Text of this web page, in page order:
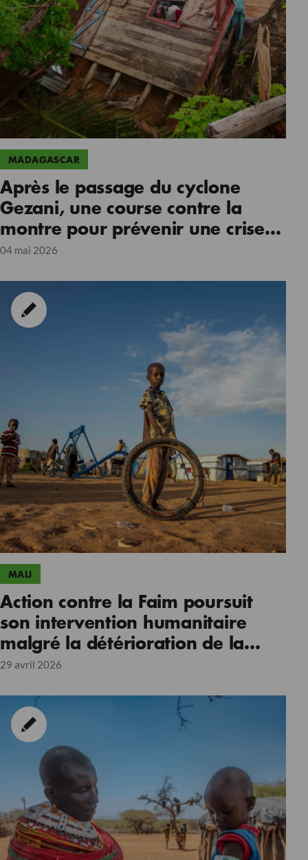
MADAGASCAR
Après le passage du cyclone
Gezani, une course contre la
montre pour prévenir une crise
nutritionnelle majeure
04 mai 2026
MALI
Action contre la Faim poursuit
son intervention humanitaire
malgré la détérioration de la
situation sécuritaire
29 avril 2026